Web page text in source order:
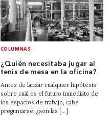
COLUMNAS
¿Quién necesitaba jugar al
tenis de mesa en la oficina?
Antes de lanzar cualquier hipótesis
sobre cuál es el futuro inmediato de
los espacios de trabajo, cabe
preguntarse: ¿son las [...]